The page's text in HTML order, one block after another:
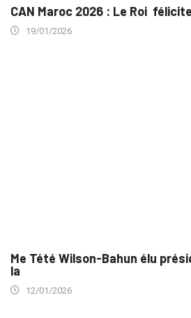
CAN Maroc 2026 : Le Roi
19/01/2026
Me Tété Wilson-Bahun élu
la
12/01/2026